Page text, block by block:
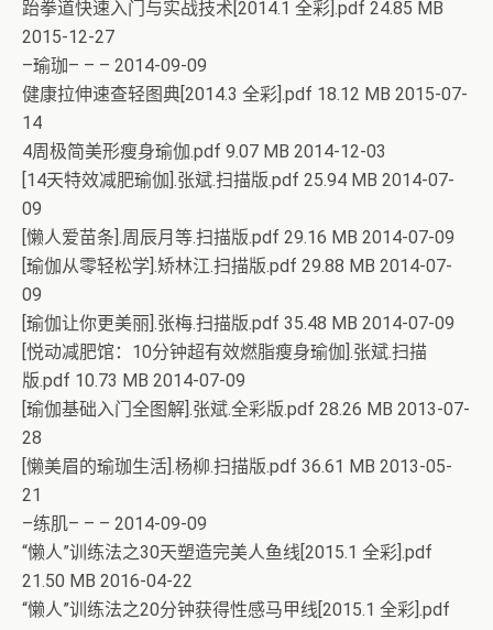
跆拳道快速入门与实战技术[2014.1 全彩].pdf 24.85 MB
2015-12-27
–瑜珈– – – 2014-09-09
健康拉伸速查轻图典[2014.3 全彩].pdf 18.12 MB 2015-07-
14
4周极简美形瘦身瑜伽.pdf 9.07 MB 2014-12-03
[14天特效减肥瑜伽].张斌.扫描版.pdf 25.94 MB 2014-07-
09
[懒人爱苗条].周辰月等.扫描版.pdf 29.16 MB 2014-07-09
[瑜伽从零轻松学].矫林江.扫描版.pdf 29.88 MB 2014-07-
09
[瑜伽让你更美丽].张梅.扫描版.pdf 35.48 MB 2014-07-09
[悦动减肥馆：10分钟超有效燃脂瘦身瑜伽].张斌.扫描
版.pdf 10.73 MB 2014-07-09
[瑜伽基础入门全图解].张斌.全彩版.pdf 28.26 MB 2013-07-
28
[懒美眉的瑜珈生活].杨柳.扫描版.pdf 36.61 MB 2013-05-
21
–练肌– – – 2014-09-09
“懒人”训练法之30天塑造完美人鱼线[2015.1 全彩].pdf
21.50 MB 2016-04-22
“懒人”训练法之20分钟获得性感马甲线[2015.1 全彩].pdf